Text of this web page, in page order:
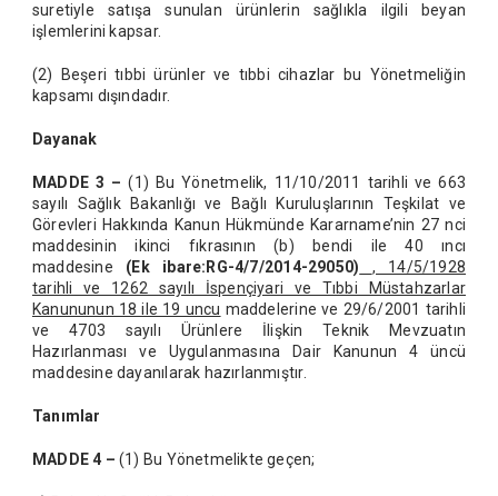
suretiyle satışa sunulan ürünlerin sağlıkla ilgili beyan
işlemlerini kapsar.
(2) Beşeri tıbbi ürünler ve tıbbi cihazlar bu Yönetmeliğin
kapsamı dışındadır.
Dayanak
MADDE 3 –(1) Bu Yönetmelik, 11/10/2011 tarihli ve 663
sayılı Sağlık Bakanlığı ve Bağlı Kuruluşlarının Teşkilat ve
Görevleri Hakkında Kanun Hükmünde Kararname’nin 27 nci
maddesinin ikinci fıkrasının (b) bendi ile 40 ıncı
maddesine (Ek ibare:RG-4/7/2014-29050)
, 14/5/1928
tarihli ve 1262 sayılı İspençiyari ve Tıbbi Müstahzarlar
Kanununun 18 ile 19 uncu maddelerine ve 29/6/2001 tarihli
ve 4703 sayılı Ürünlere İlişkin Teknik Mevzuatın
Hazırlanması ve Uygulanmasına Dair Kanunun 4 üncü
maddesine dayanılarak hazırlanmıştır.
Tanımlar
MADDE 4 –(1) Bu Yönetmelikte geçen;